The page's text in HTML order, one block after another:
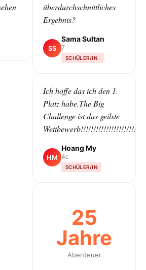
überdurchschnittliches
Ergebnis?
SS
Sama Sultan
7
SCHÜLER/IN
Ich hoffe das ich den 1.
Platz habe.The Big
Challenge ist das geilste
HM
Hoang My
4c
SCHÜLER/IN
25
Jahre
Abenteuer